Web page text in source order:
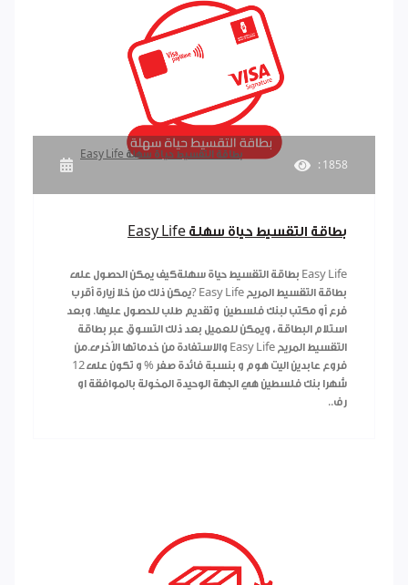
Easy Life بطاقة التقسيط حياة سهلة
: 1858
Easy Life بطاقة التقسيط حياة سهلة
Easy Life بطاقة التقسيط حياة سهلةكيف يمكن الحصول على
بطاقة التقسيط المريح Easy Life ?يمكن ذلك من خلا زيارة أقرب
فرع أو مكتب لبنك فلسطين وتقديم طلب للحصول عليها. وبعد
استلام البطاقة ، ويمكن للعميل بعد ذلك التسوق عبر بطاقة
التقسيط المريح Easy Life والاستفادة من خدماتها الأخرى.من
فروع عابدين اليت هوم و بنسبة فائدة صفر % و تكون على 12
شهرا بنك فلسطين هي الجهة الوحيدة المخولة بالموافقة او
رف..